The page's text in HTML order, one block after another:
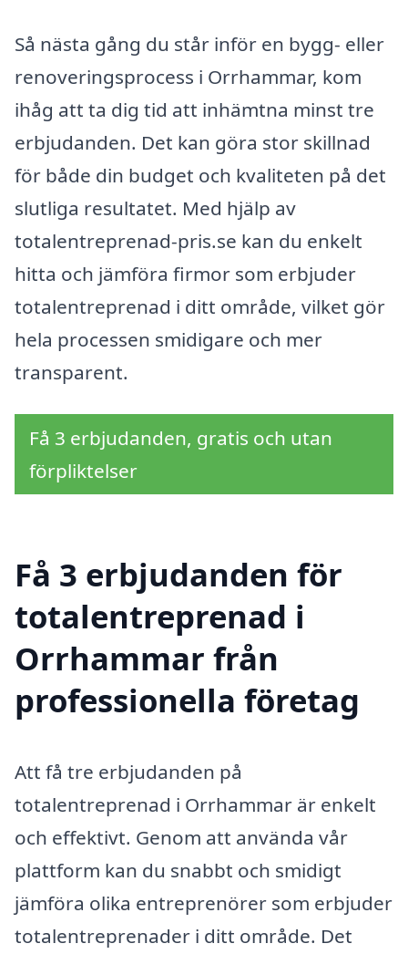
Så nästa gång du står inför en bygg- eller
renoveringsprocess i Orrhammar, kom
ihåg att ta dig tid att inhämtna minst tre
erbjudanden. Det kan göra stor skillnad
för både din budget och kvaliteten på det
slutliga resultatet. Med hjälp av
totalentreprenad-pris.se kan du enkelt
hitta och jämföra firmor som erbjuder
totalentreprenad i ditt område, vilket gör
hela processen smidigare och mer
transparent.
Få 3 erbjudanden, gratis och utan
förpliktelser
Få 3 erbjudanden för
totalentreprenad i
Orrhammar från
professionella företag
Att få tre erbjudanden på
totalentreprenad i Orrhammar är enkelt
och effektivt. Genom att använda vår
plattform kan du snabbt och smidigt
jämföra olika entreprenörer som erbjuder
totalentreprenader i ditt område. Det